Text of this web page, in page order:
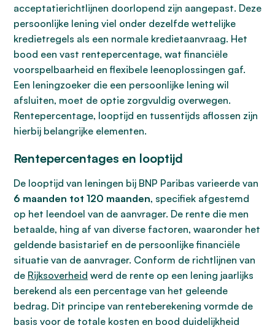
acceptatierichtlijnen doorlopend zijn aangepast. Deze
persoonlijke lening viel onder dezelfde wettelijke
kredietregels als een normale kredietaanvraag. Het
bood een vast rentepercentage, wat financiële
voorspelbaarheid en flexibele leenoplossingen gaf.
Een leningzoeker die een persoonlijke lening wil
afsluiten, moet de optie zorgvuldig overwegen.
Rentepercentage, looptijd en tussentijds aflossen zijn
hierbij belangrijke elementen.
Rentepercentages en looptijd
De looptijd van leningen bij BNP Paribas varieerde van
6 maanden tot 120 maanden, specifiek afgestemd
op het leendoel van de aanvrager. De rente die men
betaalde, hing af van diverse factoren, waaronder het
geldende basistarief en de persoonlijke financiële
situatie van de aanvrager. Conform de richtlijnen van
de Rijksoverheid werd de rente op een lening jaarlijks
berekend als een percentage van het geleende
bedrag. Dit principe van renteberekening vormde de
basis voor de totale kosten en bood duidelijkheid